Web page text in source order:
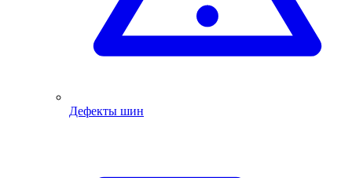
Дефекты шин